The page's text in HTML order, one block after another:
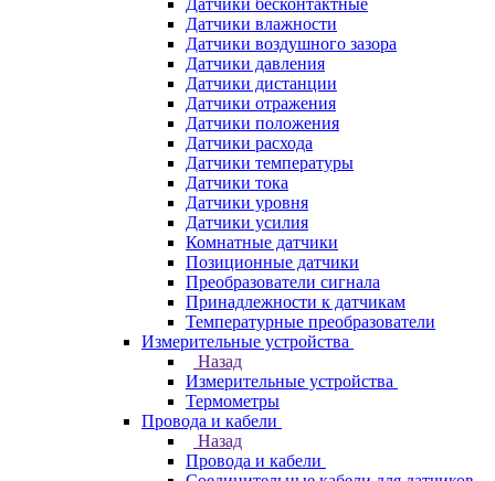
Датчики бесконтактные
Датчики влажности
Датчики воздушного зазора
Датчики давления
Датчики дистанции
Датчики отражения
Датчики положения
Датчики расхода
Датчики температуры
Датчики тока
Датчики уровня
Датчики усилия
Комнатные датчики
Позиционные датчики
Преобразователи сигнала
Принадлежности к датчикам
Температурные преобразователи
Измерительные устройства
Назад
Измерительные устройства
Термометры
Провода и кабели
Назад
Провода и кабели